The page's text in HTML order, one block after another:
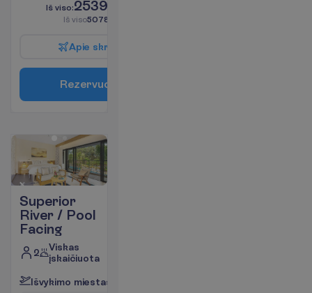
Iš viso:2539.00
Iš viso5078.00
Apie skr
Rezervuo
Superior
River / Pool
Facing
2
Viskas
įskaičiuota
Išvykimo miestas